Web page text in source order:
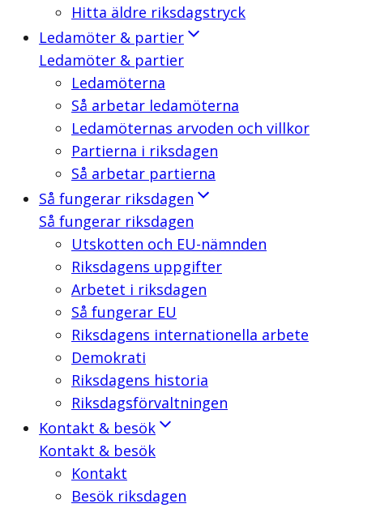
Hitta äldre riksdagstryck
Ledamöter & partier
Ledamöter & partier
Ledamöterna
Så arbetar ledamöterna
Ledamöternas arvoden och villkor
Partierna i riksdagen
Så arbetar partierna
Så fungerar riksdagen
Så fungerar riksdagen
Utskotten och EU-nämnden
Riksdagens uppgifter
Arbetet i riksdagen
Så fungerar EU
Riksdagens internationella arbete
Demokrati
Riksdagens historia
Riksdagsförvaltningen
Kontakt & besök
Kontakt & besök
Kontakt
Besök riksdagen